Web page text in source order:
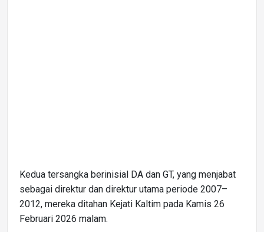
Kedua tersangka berinisial DA dan GT, yang menjabat
sebagai direktur dan direktur utama periode 2007–
2012, mereka ditahan Kejati Kaltim pada Kamis 26
Februari 2026 malam.